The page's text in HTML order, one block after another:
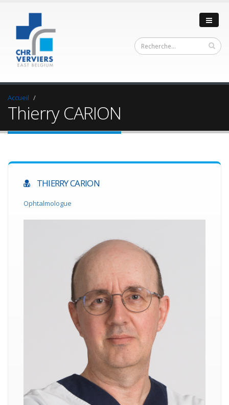
Accueil
Thierry CARION
THIERRY CARION
Ophtalmologue